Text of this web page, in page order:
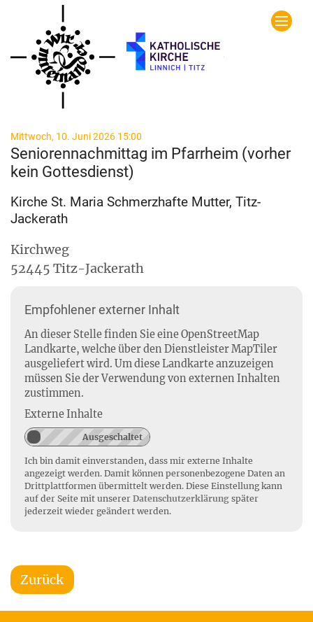
Zum Inhalt springen
Mittwoch, 10. Juni 2026 15:00
Seniorennachmittag im Pfarrheim (vorher
kein Gottesdienst)
Kirche St. Maria Schmerzhafte Mutter, Titz-
Jackerath
Kirchweg
52445 Titz-Jackerath
Empfohlener externer Inhalt
An dieser Stelle finden Sie eine OpenStreetMap
Landkarte, welche über den Dienstleister MapTiler
ausgeliefert wird. Um diese Landkarte anzuzeigen
müssen Sie der Verwendung von externen Inhalten
zustimmen.
Externe Inhalte
Ich bin damit einverstanden, dass mir externe Inhalte
angezeigt werden. Damit können personenbezogene Daten an
Drittplattformen übermittelt werden. Diese Einstellung kann
auf der Seite mit unserer Datenschutzerklärung später
jederzeit wieder geändert werden.
Zurück